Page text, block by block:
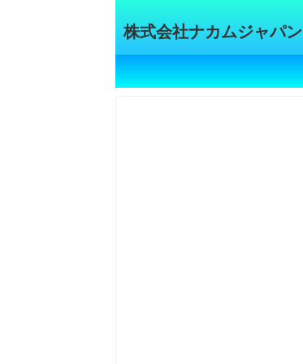
株式会社ナカムジャパン